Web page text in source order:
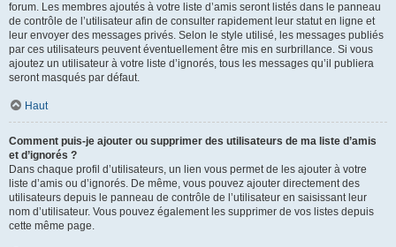
forum. Les membres ajoutés à votre liste d’amis seront listés dans le panneau
de contrôle de l’utilisateur afin de consulter rapidement leur statut en ligne et
leur envoyer des messages privés. Selon le style utilisé, les messages publiés
par ces utilisateurs peuvent éventuellement être mis en surbrillance. Si vous
ajoutez un utilisateur à votre liste d’ignorés, tous les messages qu’il publiera
seront masqués par défaut.
Haut
Comment puis-je ajouter ou supprimer des utilisateurs de ma liste d’amis
et d’ignorés ?
Dans chaque profil d’utilisateurs, un lien vous permet de les ajouter à votre
liste d’amis ou d’ignorés. De même, vous pouvez ajouter directement des
utilisateurs depuis le panneau de contrôle de l’utilisateur en saisissant leur
nom d’utilisateur. Vous pouvez également les supprimer de vos listes depuis
cette même page.